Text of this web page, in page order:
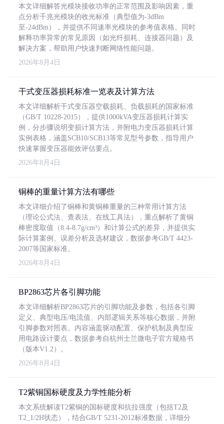
本文详细解答光模块接收功率的正常范围及影响因素，重
点分析千兆光模块的收光标准（典型值为-3dBm
至-24dBm），并提供不同速率光模块的参考值表格。同时
解释功率异常的常见原因（如光纤损耗、连接器问题）及
解决方案，帮助用户快速判断网络性能问题。
2026年8月4日
干式变压器损耗标准一览表及计算方法
本文详细解析干式变压器空载损耗、负载损耗的国家标准
（GB/T 10228-2015），提供1000kVA变压器损耗计算实
例，分步骤说明变损计算方法，并附电力变压器损耗计算
实例表格，涵盖SCB10/SCB13等常见型号参数，指导用户
快速掌握变压器能效评估要点。
2026年8月4日
铜棒的重量计算方法有哪些
本文详细介绍了铜棒和黄铜棒重量的三种常用计算方法
（理论公式法、查表法、在线工具法），重点解析了黄铜
棒密度取值（8.4-8.7g/cm³）和计算公式的差异，并提供实
际计算案例、误差分析及选材建议，数据参考GB/T 4423-
2007等国家标准。
2026年8月4日
BP2863芯片各引脚功能
本文详细解析BP2863芯片的引脚功能及参数，包括各引脚
定义、典型电压/电流值、内部逻辑关系等核心数据，并附
引脚参数对照表。内容涵盖驱动配置、保护机制及典型应
用电路设计要点，数据参考自杭州士兰微电子官方规格书
（版本V1.2）。
2026年8月4日
T2紫铜国标硬度及力学性能分析
本文系统解读T2紫铜的国标硬度和抗拉强度（包括T2及
T2_1/2H状态），结合GB/T 5231-2012标准数据，详细分